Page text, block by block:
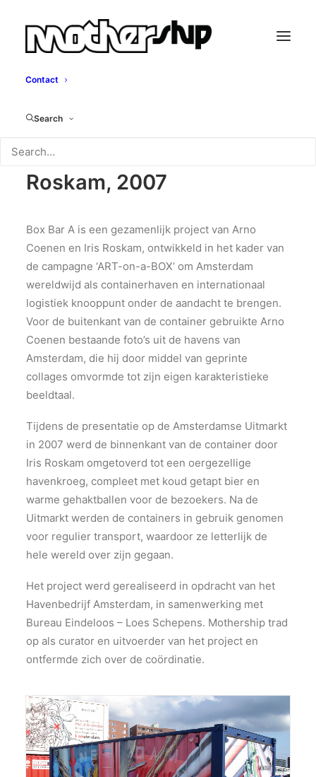
Contact
Search
Box Bar A
Arno Coenen & Iris
Roskam, 2007
Box Bar A is een gezamenlijk project van Arno
Coenen en Iris Roskam, ontwikkeld in het kader van
de campagne ‘ART-on-a-BOX’ om Amsterdam
wereldwijd als containerhaven en internationaal
logistiek knooppunt onder de aandacht te brengen.
Voor de buitenkant van de container gebruikte Arno
Coenen bestaande foto’s uit de havens van
Amsterdam, die hij door middel van geprinte
collages omvormde tot zijn eigen karakteristieke
beeldtaal.
Tijdens de presentatie op de Amsterdamse Uitmarkt
in 2007 werd de binnenkant van de container door
Iris Roskam omgetoverd tot een oergezellige
havenkroeg, compleet met koud getapt bier en
warme gehaktballen voor de bezoekers. Na de
Uitmarkt werden de containers in gebruik genomen
voor regulier transport, waardoor ze letterlijk de
hele wereld over zijn gegaan.
Het project werd gerealiseerd in opdracht van het
Havenbedrijf Amsterdam, in samenwerking met
Bureau Eindeloos – Loes Schepens. Mothership trad
op als curator en uitvoerder van het project en
ontfermde zich over de coördinatie​.